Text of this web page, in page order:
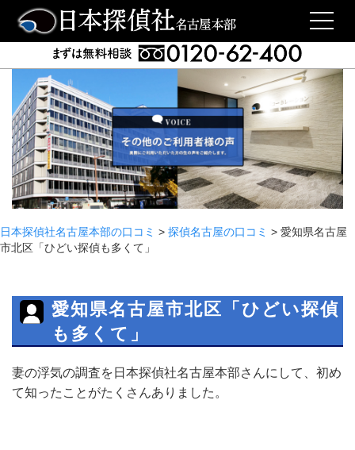
日本探偵社名古屋本部の口コミ > 探偵名古屋の口コミ > 愛知県名古屋
市北区「ひどい探偵も多くて」
愛知県名古屋市北区「ひどい探偵
も多くて」
妻の浮気の調査を日本探偵社名古屋本部さんにして、初め
て知ったことがたくさんありました。